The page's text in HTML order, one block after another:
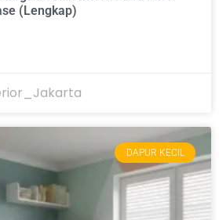
(Lengkap)
DAPUR KECIL